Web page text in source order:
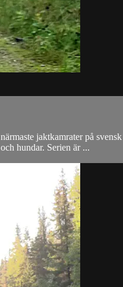
jaktkamrater på
hundar. Serien är ...